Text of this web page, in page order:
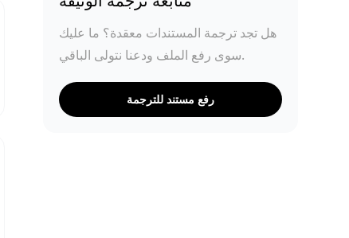
هل تجد ترجمة المستندات معقدة؟ ما عليك
سوى رفع الملف ودعنا نتولى الباقي.
رفع مستند للترجمة